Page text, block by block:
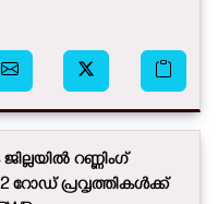
റണ്ണിംഗ്
2 റോഡ് പ്രവൃത്തികൾക്ക്